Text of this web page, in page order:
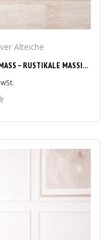
Alteiche
EICHENBANK AUS ALTEICHE 25 MM NACH MASS – RUSTIKALE MASSIVHOLZBANK